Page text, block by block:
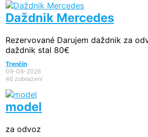
Daždnik Mercedes
Rezervované Darujem daždnik za
daždnik stal 80€
Trenčín
09-08-2026
46 zobrazení
model
za odvoz